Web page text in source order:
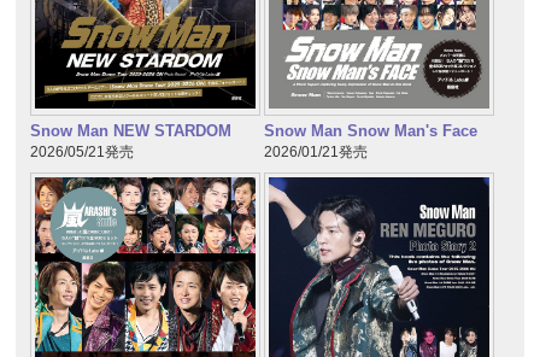
Snow Man NEW STARDOM
2026/05/21発売
Snow Man Snow Man's Face
2026/01/21発売